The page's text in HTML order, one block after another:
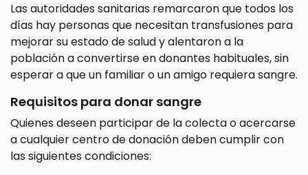
Las autoridades sanitarias remarcaron que todos los
días hay personas que necesitan transfusiones para
mejorar su estado de salud y alentaron a la
población a convertirse en donantes habituales, sin
esperar a que un familiar o un amigo requiera sangre.
Requisitos para donar sangre
Quienes deseen participar de la colecta o acercarse
a cualquier centro de donación deben cumplir con
las siguientes condiciones: